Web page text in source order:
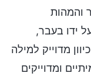
והמהות
ידו בעבר,
מדוייק למילה
ומדוייקים